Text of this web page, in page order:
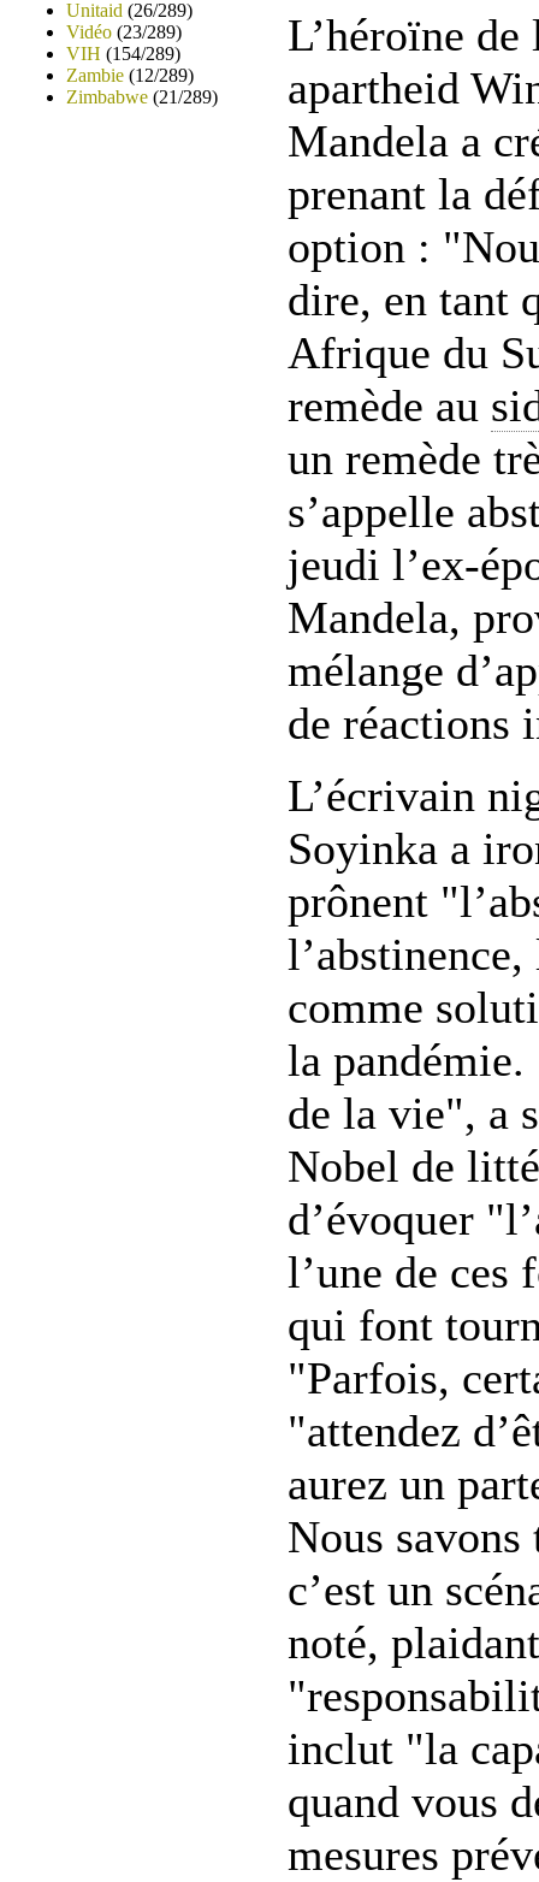
Unitaid (26/289)
Vidéo (23/289)
VIH (154/289)
Zambie (12/289)
Zimbabwe (21/289)
L’héroïne
apartheid
Mandela a
prenant la
option :
dire, en tant
Afrique du
remède au
un remède
s’appelle
jeudi l’ex-
Mandela,
mélange
de réactions
L’écrivain
Soyinka a
prônent
comme
la
de la vie", a
Nobel de
d’évoquer
l’une de ces
qui font
"Parfois,
"attendez
aurez un
Nous savons
c’est un
noté,
inclut "la
quand vous
mesures